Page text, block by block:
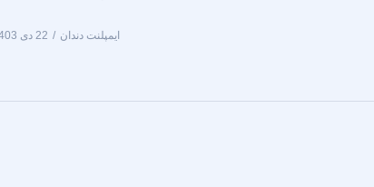
ایمپلنت دندان 22 دی 1403